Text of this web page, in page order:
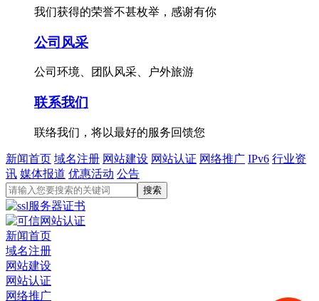
我们获得的荣誉不甚枚举，感谢有你
公司风采
公司环境、团队风采、户外旅游
联系我们
联络我们，将以最好的服务回馈您
新闻首页 域名注册 网站建设 网站认证 网络推广 IPv6 行业资
讯 媒体报道 优惠活动 公告
新闻首页
域名注册
网站建设
网站认证
网络推广